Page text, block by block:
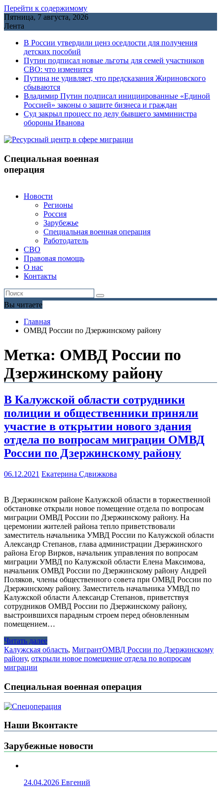
Перейти к содержимому
Пятница, 7 августа, 2026
Лента
В России утвердили ценз оседлости для получения
детских пособий
Путин подписал новые льготы для семей участников
СВО: что изменится
Путина не удивляет, что предсказания Жириновского
сбываются
Владимир Путин подписал инициированные «Единой
Россией» законы о защите бизнеса и граждан
Cуд закрыл процесс по делу бывшего замминистра
обороны Иванова
Специальная военная
операция
Новости
Регионы
Россия
Зарубежье
Специальная военная операция
Работодатель
СВО
Правовая помощь
О нас
Контакты
Вы читаете
Главная
ОМВД России по Дзержинскому району
Метка: ОМВД России по
Дзержинскому району
В Калужской области сотрудники
полиции и общественники приняли
участие в открытии нового здания
отдела по вопросам миграции ОМВД
России по Дзержинскому району
06.12.2021 Екатерина Сдвижкова
В Дзержинском районе Калужской области в торжественной
обстановке открыли новое помещение отдела по вопросам
миграции ОМВД России по Дзержинскому району. На
церемонии жителей района тепло приветствовали
заместитель начальника УМВД России по Калужской области
Александр Степанов, глава администрации Дзержинского
района Егор Вирков, начальник управления по вопросам
миграции УМВД по Калужской области Елена Максимова,
начальник ОМВД России по Дзержинскому району Андрей
Поляков, члены общественного совета при ОМВД России по
Дзержинскому району. Заместитель начальника УМВД по
Калужской области Александр Степанов, приветствуя
сотрудников ОМВД России по Дзержинскому району,
выстроившихся парадным строем перед обновленным
помещением…
Читать далее
Калужская область, МигрантОМВД России по Дзержинскому
району, открыли новое помещение отдела по вопросам
миграции
Специальная военная операция
Наши Вконтакте
Зарубежные новости
24.04.2026 Евгений